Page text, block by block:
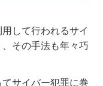
して行われるサイ
その手法も年々巧
サイバー犯罪に巻